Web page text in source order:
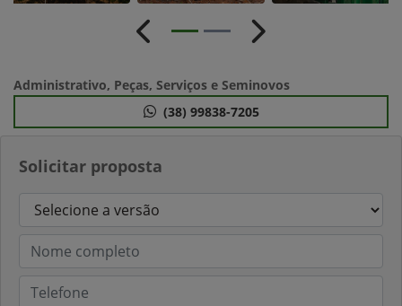
Solicitar proposta
Anterior Próximo
Administrativo, Peças, Serviços e Seminovos
(38) 99838-7205